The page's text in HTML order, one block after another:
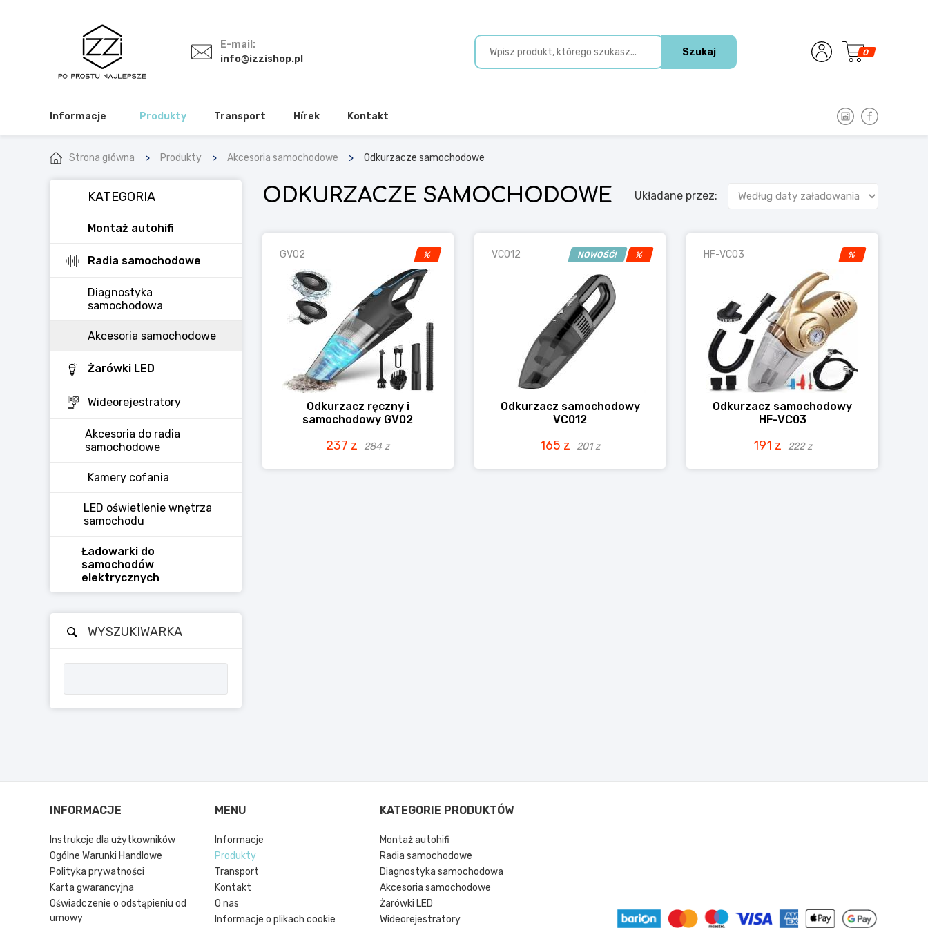
E-mail:
info@izzishop.pl
Szukaj 0
Informacje Produkty Transport Hírek Kontakt
Strona główna Produkty Akcesoria samochodowe Odkurzacze samochodowe
KATEGORIA
Montaż autohifi
Radia samochodowe
Diagnostyka
samochodowa
Akcesoria samochodowe
Żarówki LED
Wideorejestratory
Akcesoria do radia
samochodowe
Kamery cofania
LED oświetlenie wnętrza
samochodu
Ładowarki do
samochodów
elektrycznych
WYSZUKIWARKA
ODKURZACZE SAMOCHODOWE Układane przez:
%
GV02
Odkurzacz ręczny i
samochodowy GV02
237 z 284 z
NOWOŚĆ! %
VC012
Odkurzacz samochodowy
VC012
165 z 201 z
%
HF-VC03
Odkurzacz samochodowy
HF-VC03
191 z 222 z
INFORMACJE
Instrukcje dla użytkowników
Ogólne Warunki Handlowe
Polityka prywatności
Karta gwarancyjna
Oświadczenie o odstąpieniu od
umowy
MENU
Informacje
Produkty
Transport
Kontakt
O nas
Informacje o plikach cookie
KATEGORIE PRODUKTÓW
Montaż autohifi
Radia samochodowe
Diagnostyka samochodowa
Akcesoria samochodowe
Żarówki LED
Wideorejestratory